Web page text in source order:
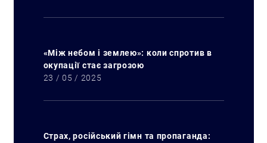
«Між небом і землею»: коли спротив в
окупації стає загрозою
23 / 05 / 2025
Страх, російський гімн та пропаганда: